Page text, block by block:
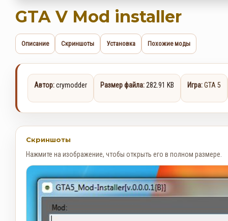
GTA V Mod installer
Описание Скриншоты Установка Похожие моды
Автор:crymodder Размер файла: 282.91 KB Игра:GTA 5
Скриншоты
Нажмите на изображение, чтобы открыть его в полном размере.